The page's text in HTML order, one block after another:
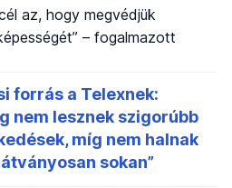
az, hogy megvédjük
– fogalmazott